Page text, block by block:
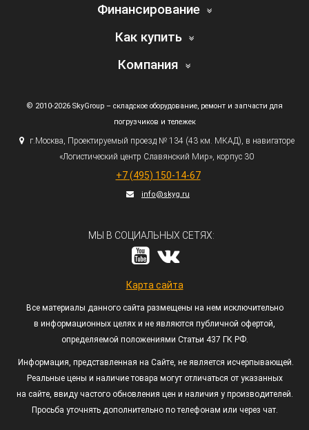
Финансирование
Как купить
Компания
© 2010-2026 SkyGroup – складское оборудование, ремонт и запчасти для
погрузчиков и тележек
г. Москва, Проектируемый проезд № 134 (43км. МКАД), в навигаторе
«Логистический центр Славянский Мир», корпус 30
+7 (495) 150-14-67
info@skyg.ru
МЫ В СОЦИАЛЬНЫХ СЕТЯХ:
Карта сайта
Все материалы данного сайта размещены на нем исключительно
в информационных целях и не являются публичной офертой,
определяемой положениями Статьи 437 ГК РФ.
Информация, представленная на Сайте, не является исчерпывающей.
Реальные цены и наличие товара могут отличаться от указанных
на сайте, ввиду частого обновления цен и наличия у производителей.
Просьба уточнять дополнительно по телефонам или через чат.